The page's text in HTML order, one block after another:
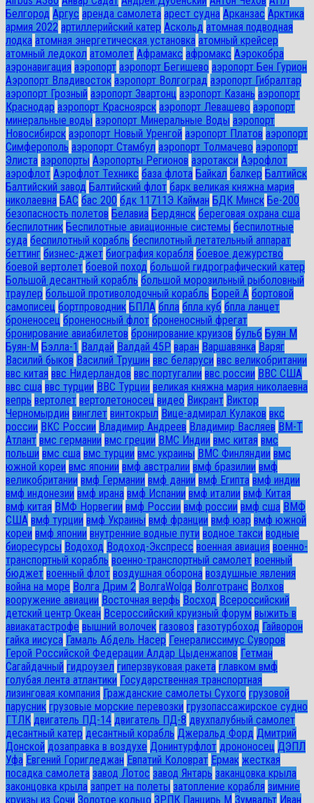
Белгород Аргус аренда самолета арест судна Арканзас Арктика
армия 2022 артиллерийский катер Аскольд атомная подводная
лодка атомная энергетическая установка атомный крейсер
атомный ледокол атомолет Афрамакс афромакс Аэрокобра
аэронавигация аэропорт аэропорт Бегишево аэропорт Бен Гурион
Аэропорт Владивосток аэропорт Волгоград аэропорт Гибралтар
аэропорт Грозный аэропорт Звартонц аэропорт Казань аэропорт
Краснодар аэропорт Красноярск аэропорт Левашево аэропорт
минеральные воды аэропорт Минеральные Воды аэропорт
Новосибирск аэропорт Новый Уренгой аэропорт Платов аэропорт
Симферополь аэропорт Стамбул аэропорт Толмачево аэропорт
Элиста аэропорты Аэропорты Регионов аэротакси Аэрофлот
аэрофлот Аэрофлот Техникс база флота Байкал балкер Балтийск
Балтийский завод Балтийский флот барк великая княжна мария
николаевна БАС бас 200 бдк 11711Э Кайман БДК Минск Бе-200
безопасность полетов Белавиа Бердянск береговая охрана сша
беспилотник Беспилотные авиационные системы беспилотные
суда беспилотный корабль беспилотный летательный аппарат
беттинг бизнес-джет биография корабля боевое дежурство
боевой вертолет боевой поход большой гидрографический катер
Большой десантный корабль большой морозильный рыболовный
траулер большой противолодочный корабль Борей А бортовой
самописец бортпроводник БПЛА бпла бпла куб бпла ланцет
броненосец броненосный флот броненосный фрегат
бронирование авиабилетов бронирование круизов бульб Буян М
Буян-М Бэлла-1 Валдай Валдай 45Р варан Варшавянка Варяг
Василий быков Василий Трушин ввс беларуси ввс великобритании
ввс китая ввс Нидерландов ввс португалии ввс россии ВВС США
ввс сша ввс турции ВВС Турции великая княжна мария николаевна
вепрь вертолет вертолетоносец видео Викрант Виктор
Черномырдин винглет винтокрыл Вице-адмирал Кулаков вкс
россии ВКС России Владимир Андреев Владимир Васляев ВМ-Т
Атлант вмс германии вмс греции ВМС Индии вмс китая вмс
польши вмс сша вмс турции вмс украины ВМС Финляндии вмс
южной кореи вмс японии вмф австралии вмф бразилии вмф
великобритании вмф Германии вмф дании вмф Египта вмф индии
вмф индонезии вмф ирана вмф Испании вмф италии вмф Китая
вмф китая ВМФ Норвегии вмф России вмф россии вмф сша ВМФ
США вмф турции вмф Украины вмф франции вмф юар вмф южной
кореи вмф японии внутренние водные пути водное такси водные
биоресурсы Водоход Водоход-Экспресс военная авиация военно-
транспортный корабль военно-транспортный самолет военный
бюджет военный флот воздушная оборона воздушные явления
война на море Волга Дрим 2 ВолгаWolga Волготранс Волхов
вооружение авиации Восточная верфь Восход Всероссийский
детский центр Океан Всероссийский круизный форум выжить в
авиакатастрофе вышний волочек газовоз газотурбоход Гайворон
гайка иисуса Гамаль Абдель Насер Генералиссимус Суворов
Герой Российской Федерации Алдар Цыденжапов Гетман
Сагайдачный гидроузел гиперзвуковая ракета главком вмф
голубая лента атлантики Государственная транспортная
лизинговая компания Гражданские самолеты Сухого грузовой
парусник грузовые морские перевозки грузопассажирское судно
ГТЛК двигатель ПД-14 двигатель ПД-8 двухпалубный самолет
десантный катер десантный корабль Джеральд Форд Дмитрий
Донской дозаправка в воздухе Донинтурфлот дрононосец ДЭПЛ
Уфа Евгений Горигледжан Евпатий Коловрат Ермак жесткая
посадка самолета завод Лотос завод Янтарь заканцовка крыла
законцовка крыла запрет на полеты затопление корабля зимние
круизы из Сочи Золотое кольцо ЗРПК Панцирь М Зумвальт Иван